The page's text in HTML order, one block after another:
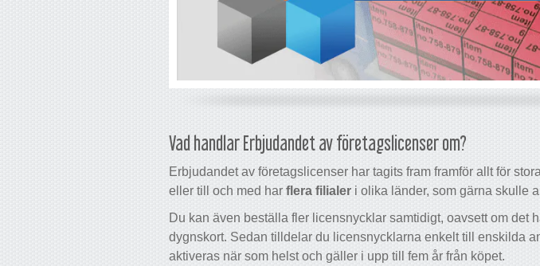
Vad handlar Erbjudandet av företagslicenser om?
Erbjudandet av företagslicenser har tagits fram framför allt för
eller till och med har flera filialer i olika länder, som gärna skulle
Du kan även beställa fler licensnycklar samtidigt, oavsett om det
dygnskort. Sedan tilldelar du licensnycklarna enkelt till enskilda
aktiveras när som helst och gäller i upp till fem år från köpet.